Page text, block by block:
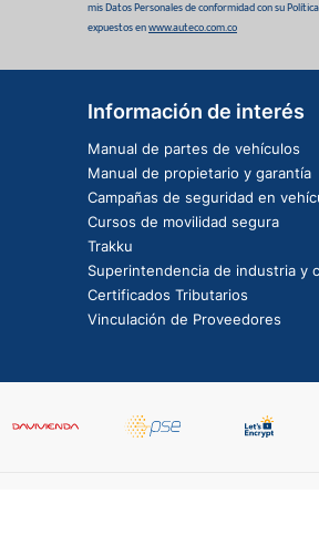
mis Datos Personales de conformidad con su
expuestos enwww.auteco.com.co
Información de interés
Manual de partes de vehículos
Manual de propietario y garantía
Campañas de seguridad en
Cursos de movilidad segura
Trakku
Superintendencia de industria y
Certificados Tributarios
Vinculación de Proveedores